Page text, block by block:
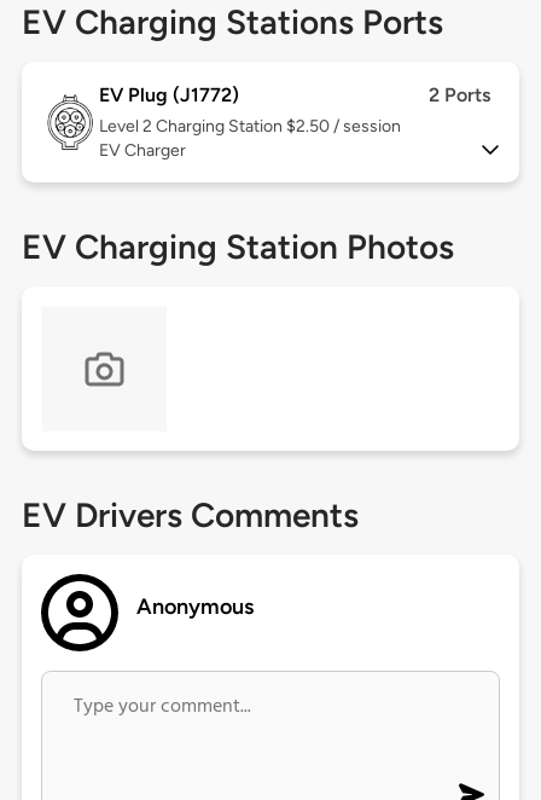
EV Charging Stations Ports
EV Plug (J1772) 2 Ports
Level 2 Charging Station $2.50 / session
EV Charger
EV Charging Station Photos
EV Drivers Comments
Anonymous